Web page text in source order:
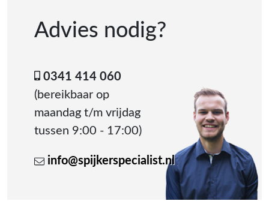
Advies nodig?
0341 414 060
(bereikbaar op
maandag t/m vrijdag
tussen 9:00 - 17:00)
info@spijkerspecialist.nl